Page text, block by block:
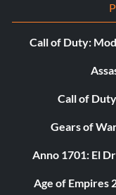
I want one of those
Objective:
Rey de la selva
Objective:
Call of Duty:
Call of
Gears of
Anno 1701: El
Age of Empires